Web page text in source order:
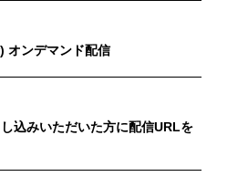
オンデマンド配信
込みいただいた方に配信URLを